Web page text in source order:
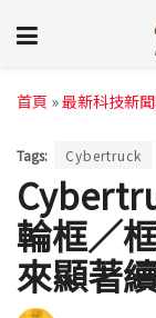
首頁 »最新科技新
Tags: Cybertruck
輪框／
來顯著